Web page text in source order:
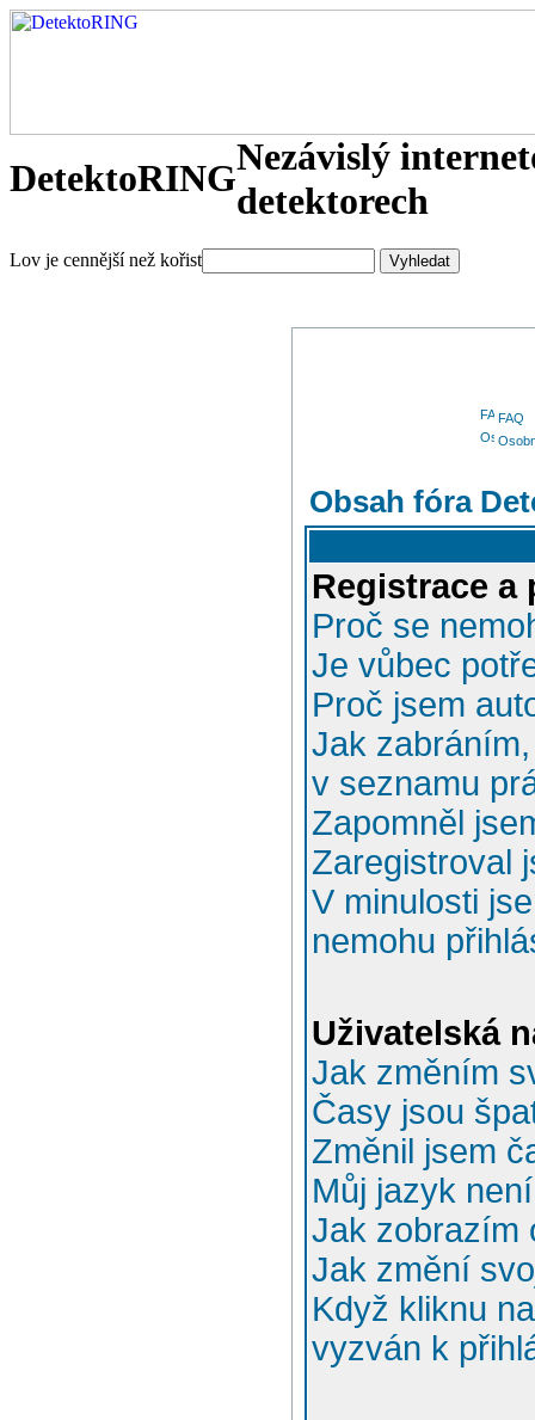
DetektoRINGNezávislý
detektorech
Lov je cennější než kořist
FAQ
Obsah fóra
Registrace a
Proč se
Je vůbec
Proč jsem
Jak
v seznamu
Zapomněl
Zaregistroval
V minulosti
nemohu
Uživatelská
Jak změním
Časy jsou
Změnil jsem
Můj jazyk
Jak zobrazím
Jak změní
Když kliknu
vyzván k